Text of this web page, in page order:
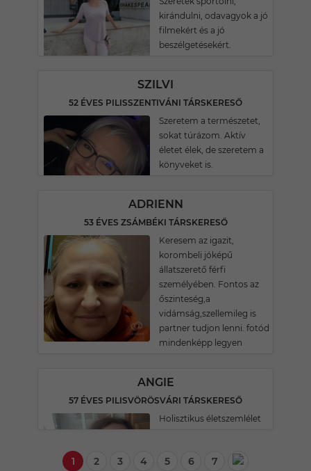
kirándulni, odavagyok a jó
filmekért és a jó
beszélgetésekért.
SZILVI
52 ÉVES PILISSZENTIVÁNI TÁRSKERESŐ
Szeretem a természetet,
sokat túrázom. Aktív
életet élek, de szeretem a
könyveket is.
ADRIENN
53 ÉVES ZSÁMBÉKI TÁRSKERESŐ
Keresem az igazit,
korombeli jóképű
állatszerető férfi
személyében. Fontos az
őszinteség,a
vidámság,szellemileg is
partner tudjon lenni. fotód
mindenképp legyen
ANGIE
57 ÉVES PILISVÖRÖSVÁRI TÁRSKERESŐ
Holisztikus életszemlélet
1 2 3 4 5 6 7